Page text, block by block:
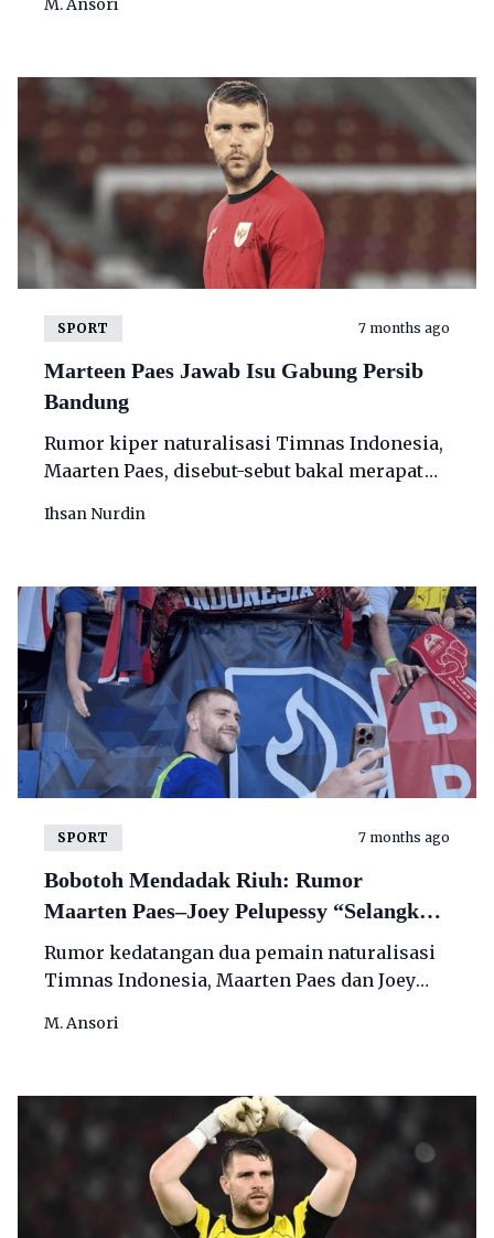
M. Ansori
SPORT 7 months ago
Marteen Paes Jawab Isu Gabung Persib
Bandung
Rumor kiper naturalisasi Timnas Indonesia,
Maarten Paes, disebut-sebut bakal merapat
respons langsung dari sang pemain.
Ihsan Nurdin
SPORT 7 months ago
Bobotoh Mendadak Riuh: Rumor
Maarten Paes–Joey Pelupessy “Selangkah
Lagi” ke Persib
Rumor kedatangan dua pemain naturalisasi
Timnas Indonesia, Maarten Paes dan Joey
menguat.
M. Ansori